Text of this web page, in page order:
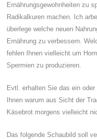
Ernährungsgewohnheiten zu
Radikalkuren machen. Ich
überlege welche neuen
Ernährung zu verbessern.
fehlen Ihnen vielleicht um
Spermien zu produzieren.
Evtl. erhalten Sie das ein
Ihnen warum aus Sicht der
Käsebrot morgens vielleicht
Das folgende Schaubild soll